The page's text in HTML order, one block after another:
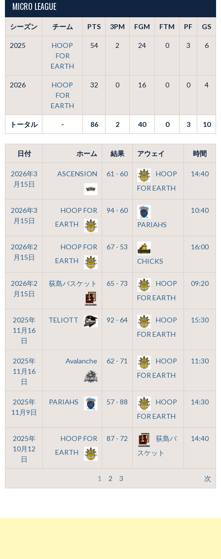
MICRO LEAGUE
シーズン チーム PTS 3PM FGM FTM PF GS
2025
HOOP
FOR
EARTH
54 2 24 0 3 6
2026
HOOP
FOR
EARTH
32 0 16 0 0 4
トータル - 86 2 40 0 3 10
日付 ホーム 結果 アウェイ 時間
2026年3
月15日
ASCENSION 61 - 60
HOOP
FOR EARTH
14:40
2026年3
月15日
HOOP FOR
EARTH
94 - 60
PARIAHS
10:40
2026年2
月15日
HOOP FOR
EARTH
67 - 53
CHICKS
16:00
2026年2
月15日
荻島バスケット 65 - 73
HOOP
FOR EARTH
09:20
2025年
11月16
日
TELIOTT 92 - 64
HOOP
FOR EARTH
15:30
2025年
11月16
日
Avalanche 62 - 71
HOOP
FOR EARTH
11:30
2025年
11月9日
PARIAHS 57 - 88
HOOP
FOR EARTH
14:30
2025年
10月12
日
HOOP FOR
EARTH
87 - 72
荻島バ
スケット
14:40
1 2 3 次